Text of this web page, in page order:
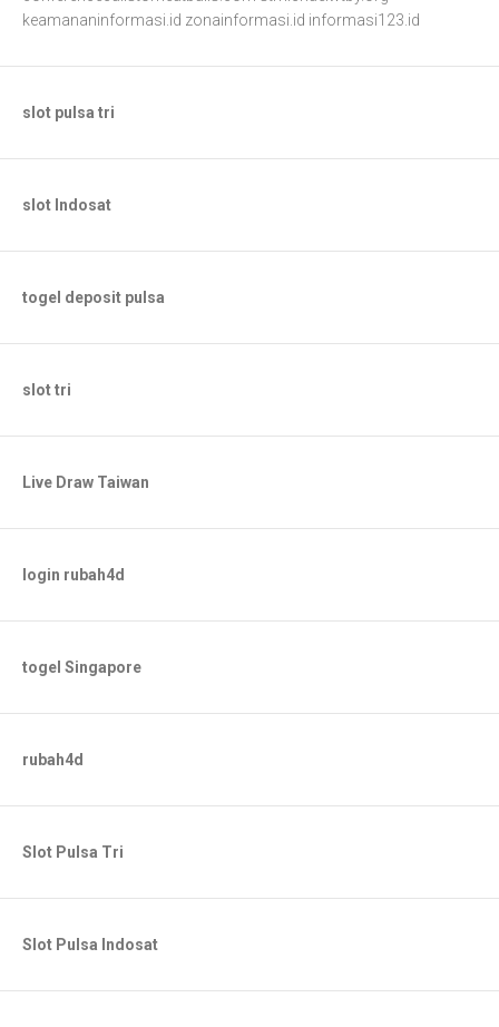
keamananinformasi.id zonainformasi.id informasi123.id
slot pulsa tri
slot Indosat
togel deposit pulsa
slot tri
Live Draw Taiwan
login rubah4d
togel Singapore
rubah4d
Slot Pulsa Tri
Slot Pulsa Indosat